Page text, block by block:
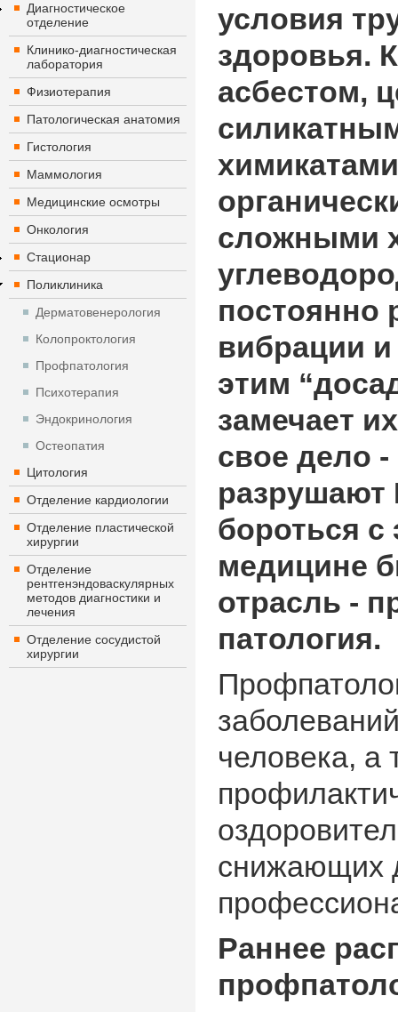
Диагностическое
отделение
Клинико-диагностическая
лаборатория
Физиотерапия
Патологическая анатомия
Гистология
Маммология
Медицинские осмотры
Онкология
Стационар
Поликлиника
Дерматовенерология
Колопроктология
Профпатология
Психотерапия
Эндокринология
Остеопатия
Цитология
Отделение кардиологии
Отделение пластической
хирургии
Отделение
рентгенэндоваскулярных
методов диагностики и
лечения
Отделение сосудистой
хирургии
условия
здоровья.
асбестом,
сложными
постоянно
вибрации
этим
замечает
свое дело
разрушают
бороться
медицине
отрасль -
патология.
человека, а
снижающих
Раннее